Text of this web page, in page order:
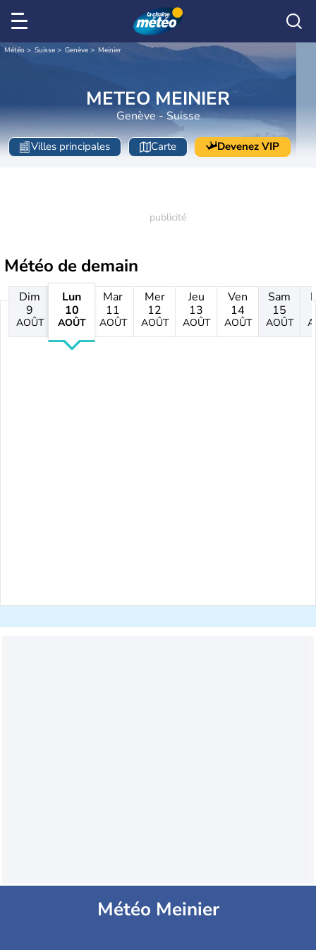
Météo Suisse Genève Meinier
METEO MEINIER
Genève - Suisse
Villes principales Carte Devenez VIP
Météo de demain
Dim
9
AOÛT
Lun
10
AOÛT
Mar
11
AOÛT
Mer
12
AOÛT
Jeu
13
AOÛT
Ven
14
AOÛT
Sam
15
AOÛT
Météo Meinier